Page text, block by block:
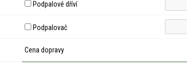
Podpalové dříví
Podpalovač
Cena dopravy